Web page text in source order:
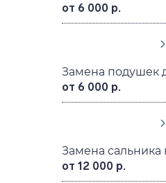
от 6 000 р.
Замена подушек
от 6 000 р.
Замена сальника
от 12 000 р.